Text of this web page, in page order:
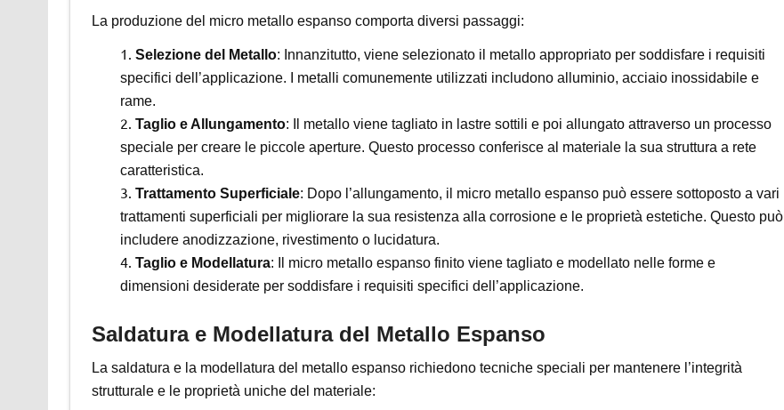
La produzione del micro metallo espanso comporta diversi passaggi:
Selezione del Metallo: Innanzitutto, viene selezionato il metallo appropriato per soddisfare i requisiti
specifici dell’applicazione. I metalli comunemente utilizzati includono alluminio, acciaio inossidabile e
rame.
Taglio e Allungamento: Il metallo viene tagliato in lastre sottili e poi allungato attraverso un processo
speciale per creare le piccole aperture. Questo processo conferisce al materiale la sua struttura a rete
caratteristica.
Trattamento Superficiale: Dopo l’allungamento, il micro metallo espanso può essere sottoposto a vari
trattamenti superficiali per migliorare la sua resistenza alla corrosione e le proprietà estetiche. Questo può
includere anodizzazione, rivestimento o lucidatura.
Taglio e Modellatura: Il micro metallo espanso finito viene tagliato e modellato nelle forme e
dimensioni desiderate per soddisfare i requisiti specifici dell’applicazione.
Saldatura e Modellatura del Metallo Espanso
La saldatura e la modellatura del metallo espanso richiedono tecniche speciali per mantenere l’integrità
strutturale e le proprietà uniche del materiale: